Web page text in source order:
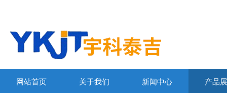
网站首页 关于我们 新闻中心 产品